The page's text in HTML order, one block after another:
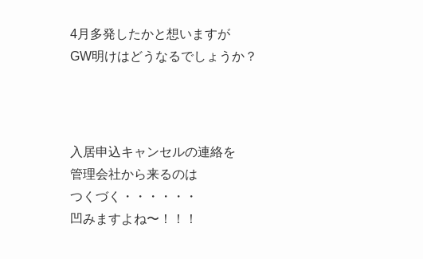
4月多発したかと想いますが
GW明けはどうなるでしょうか？
入居申込キャンセルの連絡を
管理会社から来るのは
つくづく・・・・・・
凹みますよね〜！！！